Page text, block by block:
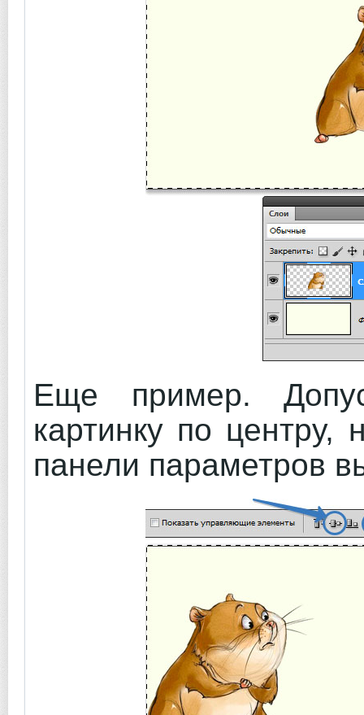
Еще пример.
картинку по центру,
панели параметров